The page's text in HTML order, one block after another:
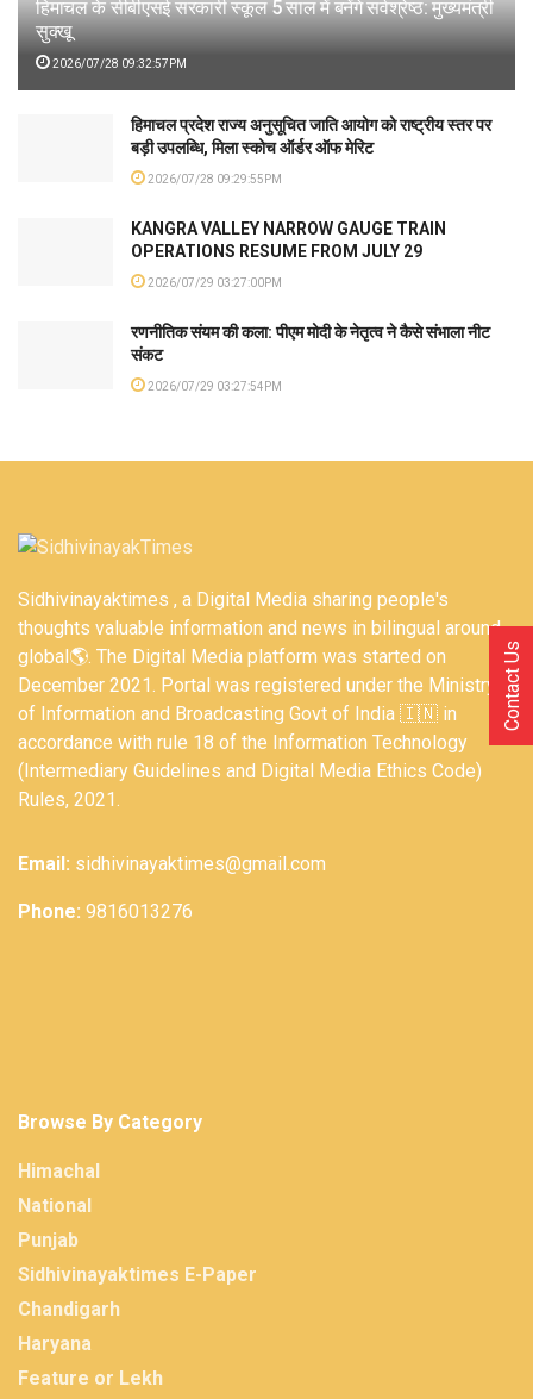
हिमाचल के सीबीएसई सरकारी स्कूल 5 साल में बनेंगे सर्वश्रेष्ठ: मुख्यमंत्री
सुक्खू
2026/07/28 09:32:57PM
हिमाचल प्रदेश राज्य अनुसूचित जाति आयोग को राष्ट्रीय स्तर पर
बड़ी उपलब्धि, मिला स्कोच ऑर्डर ऑफ मेरिट
2026/07/28 09:29:55PM
KANGRA VALLEY NARROW GAUGE TRAIN
OPERATIONS RESUME FROM JULY 29
2026/07/29 03:27:00PM
रणनीतिक संयम की कला: पीएम मोदी के नेतृत्व ने कैसे संभाला नीट
संकट
2026/07/29 03:27:54PM
Sidhivinayaktimes , a Digital Media sharing people's
thoughts valuable information and news in bilingual around
global🌎. The Digital Media platform was started on
December 2021. Portal was registered under the Ministry
of Information and Broadcasting Govt of India 🇮🇳 in
accordance with rule 18 of the Information Technology
(Intermediary Guidelines and Digital Media Ethics Code)
Rules, 2021.
Email: sidhivinayaktimes@gmail.com
Phone: 9816013276
Browse By Category
Himachal
National
Punjab
Sidhivinayaktimes E-Paper
Chandigarh
Haryana
Feature or Lekh
Contact Us